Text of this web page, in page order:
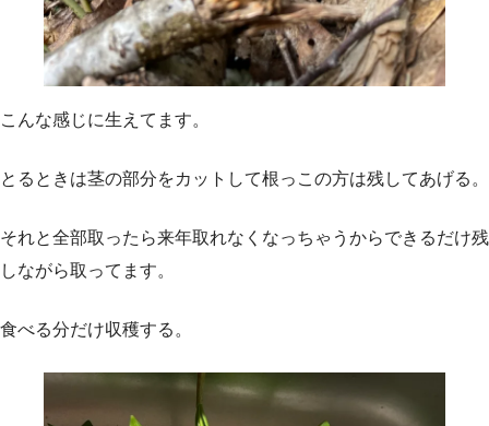
こんな感じに生えてます。
とるときは茎の部分をカットして根っこの方は残してあげる。
それと全部取ったら来年取れなくなっちゃうからできるだけ残
しながら取ってます。
食べる分だけ収穫する。